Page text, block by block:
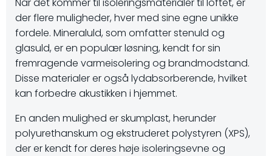
der flere muligheder, hver med sine egne unikke
fordele. Mineraluld, som omfatter stenuld og
glasuld, er en populær løsning, kendt for sin
fremragende varmeisolering og brandmodstand.
Disse materialer er også lydabsorberende, hvilket
kan forbedre akustikken i hjemmet.
En anden mulighed er skumplast, herunder
polyurethanskum og ekstruderet polystyren (XPS),
der er kendt for deres høje isoleringsevne og